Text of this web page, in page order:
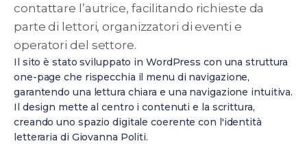
contattare l’autrice, facilitando richieste da
parte di lettori, organizzatori di eventi e
operatori del settore.
Il sito è stato sviluppato in WordPress con una struttura
one-page che rispecchia il menu di navigazione,
garantendo una lettura chiara e una navigazione intuitiva.
Il design mette al centro i contenuti e la scrittura,
creando uno spazio digitale coerente con l'identità
letteraria di Giovanna Politi.